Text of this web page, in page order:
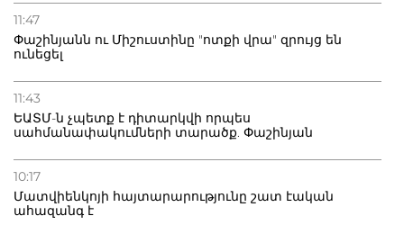
11:47
Փաշինյանն ու Միշուստինը "ոտքի վրա" զրույց են
ունեցել
11:43
ԵԱՏՄ-ն չպետք է դիտարկվի որպես
սահմանափակումների տարածք. Փաշինյան
10:17
Մատվիենկոյի հայտարարությունը շատ էական
ահազանգ է